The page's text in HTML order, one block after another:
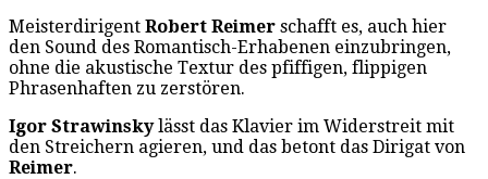
Meisterdirigent Robert Reimer schafft es, auch hier
den Sound des Romantisch-Erhabenen einzubringen,
ohne die akustische Textur des pfiffigen, flippigen
Phrasenhaften zu zerstören.
Igor Strawinskylässt das Klavier im Widerstreit mit
den Streichern agieren, und das betont das Dirigat von
Reimer.